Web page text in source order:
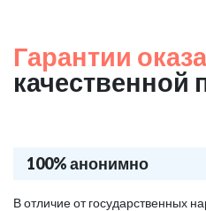
Гарантии
качественной
100% анонимно
В отличие от государственных